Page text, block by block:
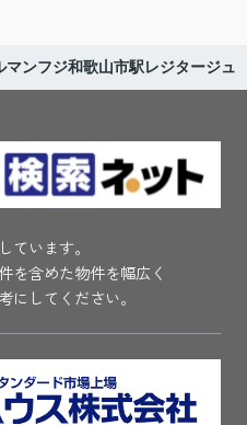
マンフジ和歌山市駅レジタージュ
ています。
を含めた物件を幅広く
にしてください。